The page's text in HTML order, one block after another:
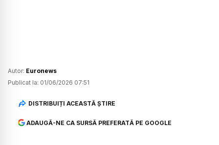
Autor: Euronews
Publicat la: 01/06/2026 07:51
DISTRIBUIȚI ACEASTĂ ȘTIRE
ADAUGĂ-NE CA SURSĂ PREFERATĂ PE GOOGLE